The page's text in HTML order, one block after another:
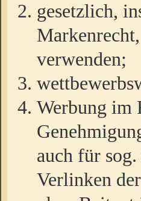
gesetzlich,
verwenden;
Werbung im
auch für
Verlinken